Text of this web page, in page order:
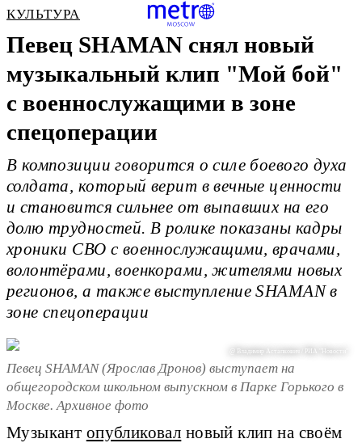
КУЛЬТУРА
Певец SHAMAN снял новый
музыкальный клип "Мой бой"
с военнослужащими в зоне
спецоперации
В композиции говорится о силе боевого духа
солдата, который верит в вечные ценности
и становится сильнее от выпавших на его
долю трудностей. В ролике показаны кадры
хроники СВО с военнослужащими, врачами,
волонтёрами, военкорами, жителями новых
регионов, а также выступление SHAMAN в
зоне спецоперации
@ Владимир Астапкович / РИА "Новости"
Певец SHAMAN (Ярослав Дронов) выступает на
общегородском школьном выпускном в Парке Горького в
Москве. Архивное фото
Музыкант опубликовал новый клип на своём